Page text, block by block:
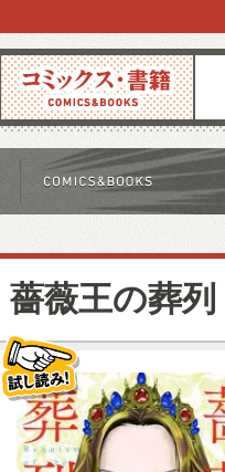
コミックス 雑誌
薔薇王の葬列
試し読み！